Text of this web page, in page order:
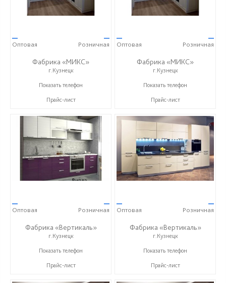
—
Оптовая
—
Розничная
Фабрика «МИКС»
г.Кузнецк
+7 (937) 423-36-37
Показать телефон
Прайс-лист
—
Оптовая
—
Розничная
Фабрика «МИКС»
г.Кузнецк
+7 (937) 423-36-37
Показать телефон
Прайс-лист
—
Оптовая
—
Розничная
Фабрика «Вертикаль»
г.Кузнецк
+7 (927) 38-059-88
Показать телефон
Прайс-лист
—
Оптовая
—
Розничная
Фабрика «Вертикаль»
г.Кузнецк
+7 (927) 38-059-88
Показать телефон
Прайс-лист